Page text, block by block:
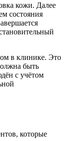
кожи. Далее
состояния
в клинике. Это
быть
с учётом
которые